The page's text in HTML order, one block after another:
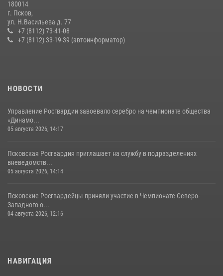
Сотрудники вневедомственной охраны Росгвардии пресекли
хищение в магазине в Пскове
16 июля 2026, 10:24
31 июля 2026, 13:53
180014
г. Псков,
ул. Н.Васильева д. 77
+7 (8112) 73-41-08
+7 (8112) 33-19-39 (автоинформатор)
НОВОСТИ
Управление Росгвардии завоевало серебро на чемпионате общества
«Динамо...
05 августа 2026, 14:17
Псковская Росгвардия приглашает на службу в подразделениях
вневедомств...
05 августа 2026, 14:14
Псковские Росгвардейцы приняли участие в Чемпионате Северо-
Западного о...
04 августа 2026, 12:16
НАВИГАЦИЯ